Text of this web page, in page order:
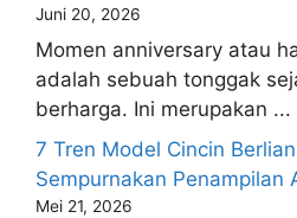
Juni 20, 2026
Momen anniversary atau
adalah sebuah tonggak
berharga. Ini merupakan ...
7 Tren Model Cincin
Sempurnakan Penampilan
Mei 21, 2026